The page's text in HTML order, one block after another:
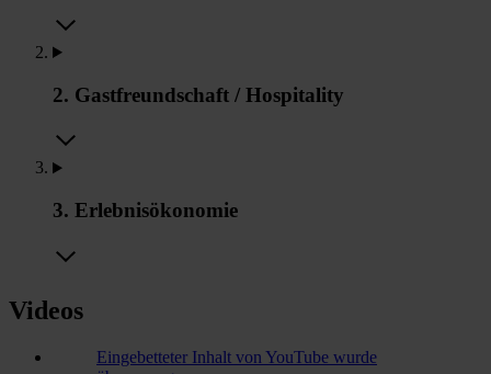
2. Gastfreundschaft / Hospitality
3. Erlebnisökonomie
Videos
Eingebetteter Inhalt von YouTube wurde